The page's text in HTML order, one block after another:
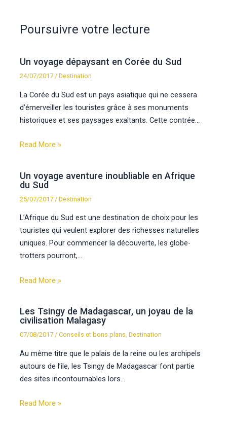
Poursuivre votre lecture
Un voyage dépaysant en Corée du Sud
24/07/2017/Destination
La Corée du Sud est un pays asiatique qui ne cessera
d’émerveiller les touristes grâce à ses monuments
historiques et ses paysages exaltants. Cette contrée…
Read More »
Un voyage aventure inoubliable en Afrique
du Sud
25/07/2017 /Destination
L’Afrique du Sud est une destination de choix pour les
touristes qui veulent explorer des richesses naturelles
uniques. Pour commencer la découverte, les globe-
trotters pourront,…
Read More »
Les Tsingy de Madagascar, un joyau de la
civilisation Malagasy
07/08/2017/Conseils et bons plans,Destination
Au même titre que le palais de la reine ou les archipels
autours de l’ile, les Tsingy de Madagascar font partie
des sites incontournables lors…
Read More »